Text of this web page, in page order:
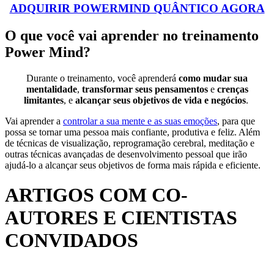
ADQUIRIR POWERMIND QUÂNTICO AGORA
O que você vai aprender no treinamento
Power Mind?
Durante o treinamento, você aprenderá como mudar sua
mentalidade, transformar seus pensamentose crenças
limitantes, e alcançar seus objetivos de vida e negócios.
Vai aprender a controlar a sua mente e as suas emoções, para que
possa se tornar uma pessoa mais confiante, produtiva e feliz. Além
de técnicas de visualização, reprogramação cerebral, meditação e
outras técnicas avançadas de desenvolvimento pessoal que irão
ajudá-lo a alcançar seus objetivos de forma mais rápida e eficiente.
ARTIGOS COM CO-
AUTORES E CIENTISTAS
CONVIDADOS